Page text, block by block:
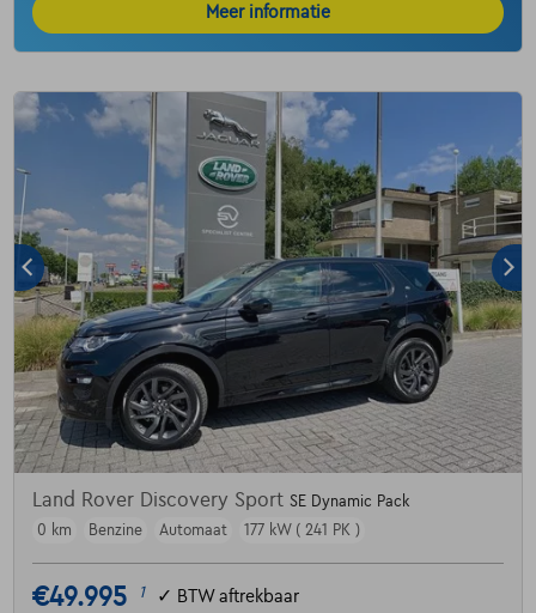
Meer informatie
Land Rover Discovery Sport SE Dynamic Pack
0 km
Benzine Automaat 177 kW ( 241 PK )
€49.995 1 ✓ BTW aftrekbaar